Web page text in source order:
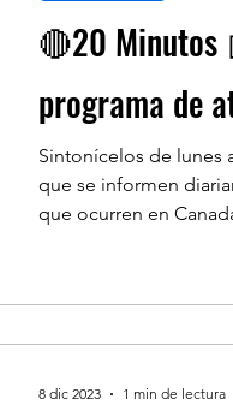
🔴20 Minutos
programa de
Sintonícelos de lunes
que se informen
que ocurren en
8 dic 2023 1 min de lectura